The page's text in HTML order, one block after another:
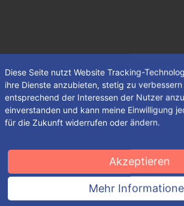
Präsent-Verpackung
So groß die Auswahl an originellen
Hinblick auf Größe, Konzeption, Form und
Diese Seite nutzt Website Tracking-
ihre Dienste anzubieten, stetig zu
entsprechend der Interessen der Nutzer
einverstanden und kann meine Einwilligung
für die Zukunft widerrufen oder ändern.
Akzeptieren
Mehr